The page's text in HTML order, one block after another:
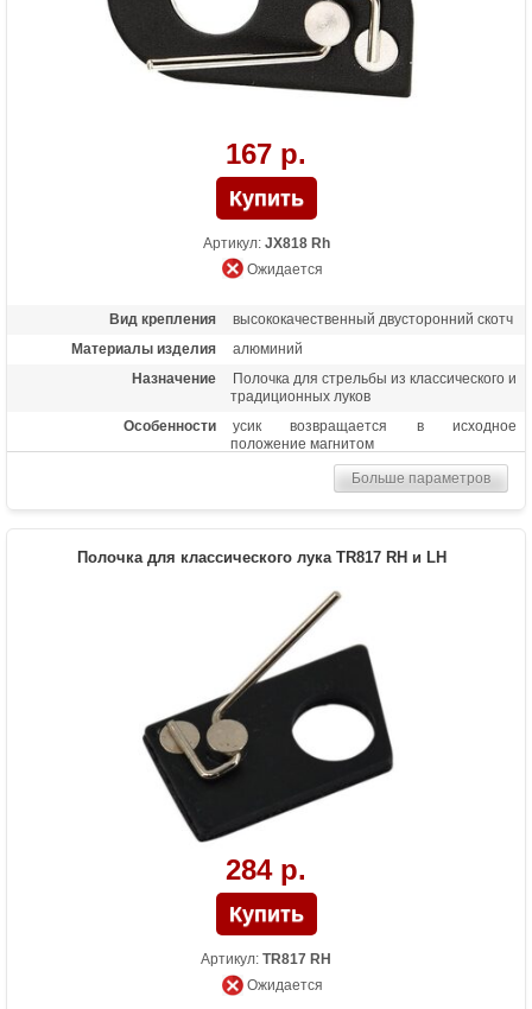
167 р.
Артикул: JX818 Rh
Ожидается
Вид крепления
высококачественный двусторонний скотч
Материалы изделия
алюминий
Назначение
Полочка для стрельбы из классического и
традиционных луков
Особенности
усик возвращается в исходное
положение магнитом
Больше параметров
Полочка для классического лука TR817 RH и LH
284 р.
Артикул: TR817 RH
Ожидается